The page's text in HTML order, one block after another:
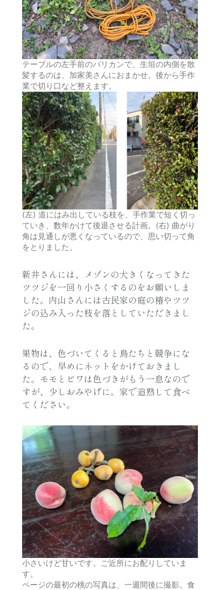
テーブルの左手前のバリカンで、生垣の内側を散
髪するのは、加家美さんにおまかせ。後から手作
業で切り口など整えます。
(左) 道にはみ出している枝を、手作業で短く切っ
ていき、数年かけて後退させる計画。(右) 曲がり
角は見通しが悪くなっているので、思い切って角
をとりました。
新井さんには、メゾンの大きくなってきた
ツツジを一回り小さくするのをお願いしま
した。内山さんには古民家の庭の椿やツツ
ジの込み入った枝を落としていただきまし
た。
果物は、色づいてくると鳥たちと競争にな
るので、早めにネットをかけておきまし
た。モモとビワは色づきがもう一息なので
すが、少しおみやげに。家で追熟して食べ
てください。
小さいけど甘いです。ご近所にお配りしていま
す。
ページの最初の桃の写真は、一週間後に撮影。食